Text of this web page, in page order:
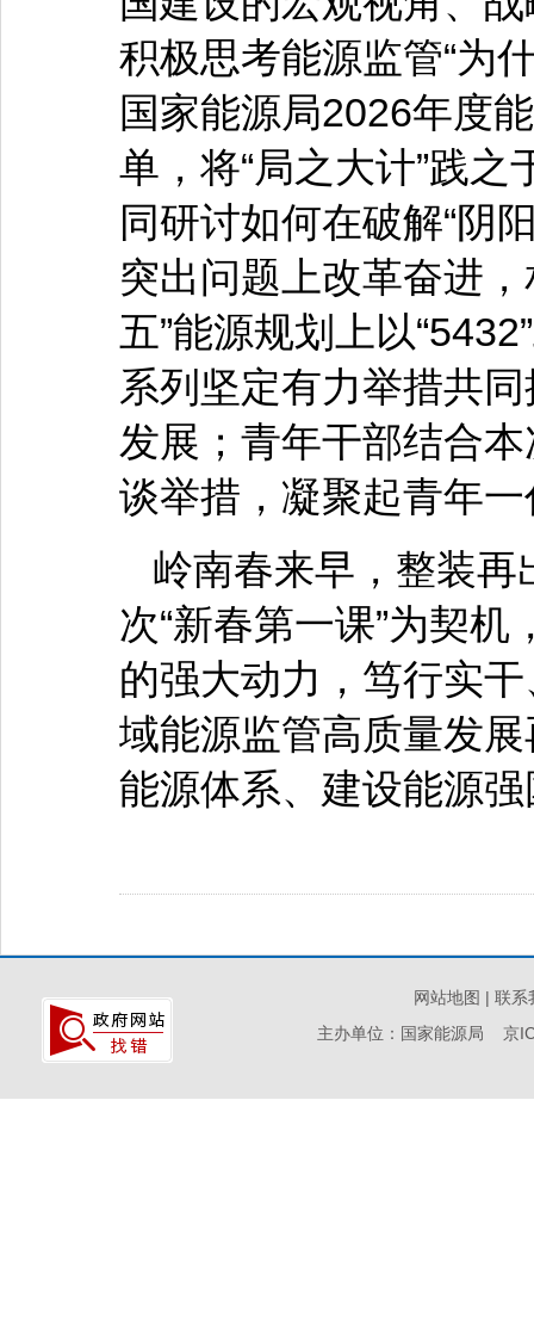
积极思考能源监管“为
国家能源局2026年度
单，将“局之大计”践之
同研讨如何在破解“阴
突出问题上改革奋进
五”能源规划上以
系列坚定有力举措共
发展；青年干部结合
谈举措，凝聚起青年
岭南春来早，整装
次“新春第一课”为契
的强大动力，笃行实
域能源监管高质量发
能源体系、建设能源